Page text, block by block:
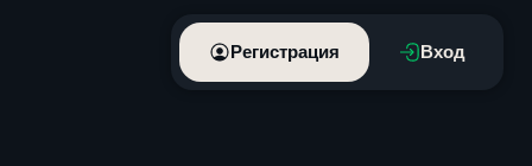
Регистрация Вход